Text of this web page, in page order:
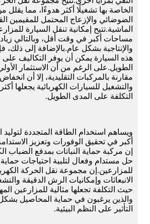
الخاصة بها تشغيلًا أكثر هدوءًا، مما يقلل
الضوضائي والإزعاج المحتمل للمقيمين
الماشية.تتيح إمكانية تنقل السيارة
مساحات أكبر في وقت أقل، وبالتالي
والإنتاجية بشكل عام.بالإضافة إلى ذلك،
هذه السيارة يمكن أن يوفر التكاليف على
الطويل.على الرغم من أن الاستثمار
مقارنة بالمركبات التقليدية، إلا أن
والتشغيل للسيارات الكهربائية يجعلها
التكلفة على المدى الطويل.
ويساهم استخدام الطاقة المتجددة لتوليد
أكبر في تحقيق الوفورات وتعزيز
إن مركبة حماية النباتات بمدفع الضباب
حل مستدام وفعال لتلبية احتياجات حماية
للمزارعين.إن مجموعة نقل الحركة
الانبعاثات وإمكانيات الرش الدقيقة
حيث التكلفة تجعلها مثالية للمزارعين
والذين يرغبون في حماية المحاصيل
التأثير على النظم البيئية.